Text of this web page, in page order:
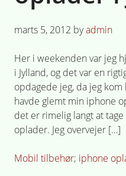
Posted
marts 5, 2012 byadmin
Her i weekenden var jeg
i Jylland, og det var en
opdagede jeg, da jeg
havde glemt min iphone
det er rimelig langt at
oplader. Jeg overvejer […]
Posted
Mobil tilbehør Tagged
iphone